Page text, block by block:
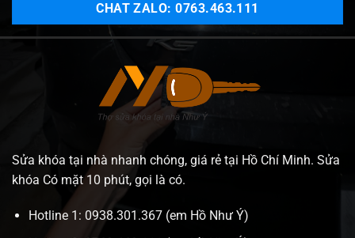
CHAT ZALO: 0763.463.111
Sửa khóa tại nhà nhanh chóng, giá rẻ tại Hồ Chí Minh. Sửa
khóa Có mặt 10 phút, gọi là có.
Hotline 1: 0938.301.367 (em Hồ Như Ý)